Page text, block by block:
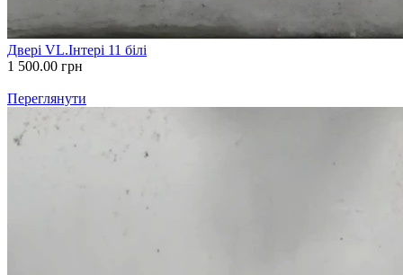
Двері VL.Інтері 11 білі
1 500.00 грн
Переглянути